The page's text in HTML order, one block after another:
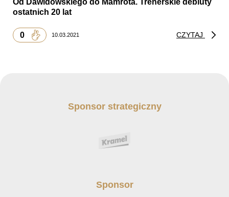
Od Dawidowskiego do Mamrota. Trenerskie debiuty
ostatnich 20 lat
0 10.03.2021 CZYTAJ
Sponsor strategiczny
Sponsor